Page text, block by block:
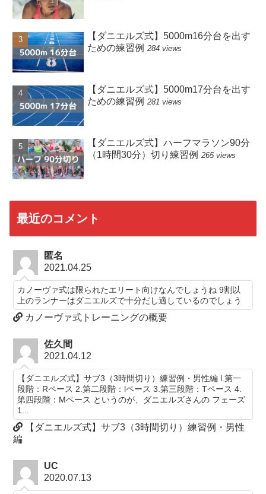
【ダニエルズ式】5000m16分台を出す
ための練習例 284 views
【ダニエルズ式】5000m17分台を出す
ための練習例 281 views
【ダニエルズ式】ハーフマラソン90分
（1時間30分）切り練習例 265 views
最近のコメント
匿名
2021.04.25
カノーヴァ式は限られたエリート向けなんでしょうね 9割以
上のランナーはダニエルズで十分だし適しているのでしょう
カノーヴァ式トレーニングの概要
佐久間
2021.04.12
【ダニエルズ式】サブ3（3時間切り）練習例・男性編 l.第一
段階：Rペース 2.第二段階：lペース 3.第三段階：Tペース 4.
第四段階：Mペース というのが、ダニエルズさんの フェーズ
1...
【ダニエルズ式】サブ3（3時間切り）練習例・男性
編
UC
2020.07.13